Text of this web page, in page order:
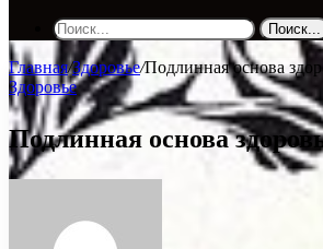
Поиск...
Главная/Здоровье/Подлинная основа
Здоровье
Подлинная основа